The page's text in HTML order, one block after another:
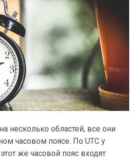
несколько областей, все они
часовом поясе. По UTC у
же часовой пояс входят